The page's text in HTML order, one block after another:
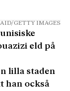
GETTY IMAGES
eld på
lilla staden
han också